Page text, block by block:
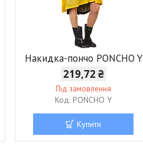
Накидка-пончо PONCHO Y
219,72 ₴
Під замовлення
PONCHO Y
Купити